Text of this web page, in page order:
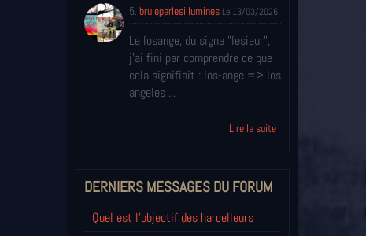
5. bruleparlesillumines Le 13/03/2026
Le losange, du signe "lesieur",
j'ai fini par comprendre ce que
cela signifiait : los-ange => los
angeles ...
Lire la suite
DERNIERS MESSAGES DU FORUM
Quel est l'objectif des harcelleurs